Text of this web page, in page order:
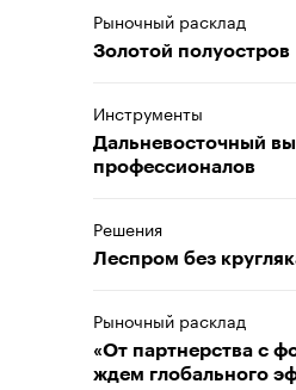
Рыночный расклад
Золотой полуостров
Инструменты
Дальневосточный
профессионалов
Решения
Леспром без
Рыночный расклад
«От партнерства с
ждем глобального